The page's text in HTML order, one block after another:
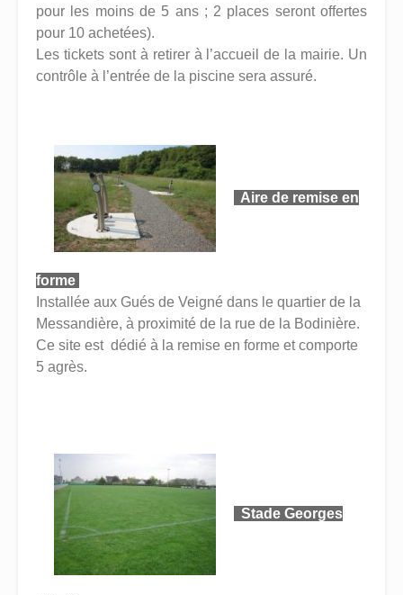
pour les moins de 5 ans ; 2 places seront offertes
pour 10 achetées).
Les tickets sont à retirer à l’accueil de la mairie. Un
contrôle à l’entrée de la piscine sera assuré.
Aire de remise en
forme
Installée aux Gués de Veigné dans le quartier de la
Messandière, à proximité de la rue de la Bodinière.
Ce site est dédié à la remise en forme et comporte
5 agrès.
Stade Georges